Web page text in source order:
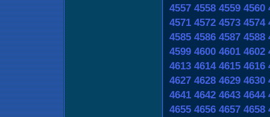
4557 4558 4559 4560
4571 4572 4573 4574
4585 4586 4587 4588
4599 4600 4601 4602
4613 4614 4615 4616
4627 4628 4629 4630
4641 4642 4643 4644
4655 4656 4657 4658